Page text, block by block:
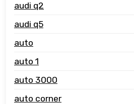
audi q2
audi q5
auto
auto 1
auto 3000
auto corner